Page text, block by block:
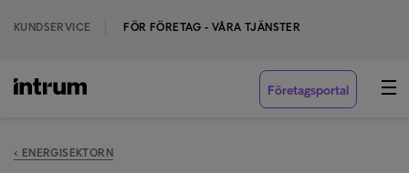
KUNDSERVICE FÖR FÖRETAG - VÅRA TJÄNSTER
Företagsportal
‹ ENERGISEKTORN